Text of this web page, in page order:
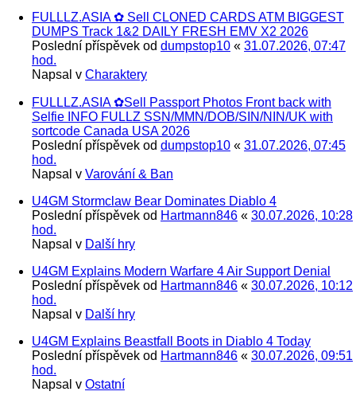
FULLLZ.ASIA ✿ Sell CLONED CARDS ATM BIGGEST
DUMPS Track 1&2 DAILY FRESH EMV X2 2026
Poslední příspěvek od dumpstop10 « 31.07.2026, 07:47
hod.
Napsal v Charaktery
FULLLZ.ASIA ✿Sell Passport Photos Front back with
Selfie INFO FULLZ SSN/MMN/DOB/SIN/NIN/UK with
sortcode Canada USA 2026
Poslední příspěvek od dumpstop10 « 31.07.2026, 07:45
hod.
Napsal v Varování & Ban
U4GM Stormclaw Bear Dominates Diablo 4
Poslední příspěvek od Hartmann846 « 30.07.2026, 10:28
hod.
Napsal v Další hry
U4GM Explains Modern Warfare 4 Air Support Denial
Poslední příspěvek od Hartmann846 « 30.07.2026, 10:12
hod.
Napsal v Další hry
U4GM Explains Beastfall Boots in Diablo 4 Today
Poslední příspěvek od Hartmann846 « 30.07.2026, 09:51
hod.
Napsal v Ostatní